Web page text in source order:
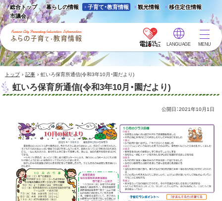
総合トップ 暮らしの情報 子育て・教育情報 観光情報
移住定住情報
市議会
ふらの子育て・教育情報 -
Furano City
Parenting/Education
Information
LANGUAGE MENU
トップ › 記事 › 虹いろ保育所通信(令和3年10月・園だより)
虹いろ保育所通信(令和3年10月・園だより)
公開日：2021年10月1日